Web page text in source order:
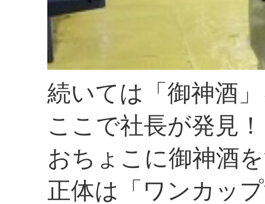
続いては「御神酒
ここで社長が発見！
おちょこに御神酒
正体は「ワンカッ